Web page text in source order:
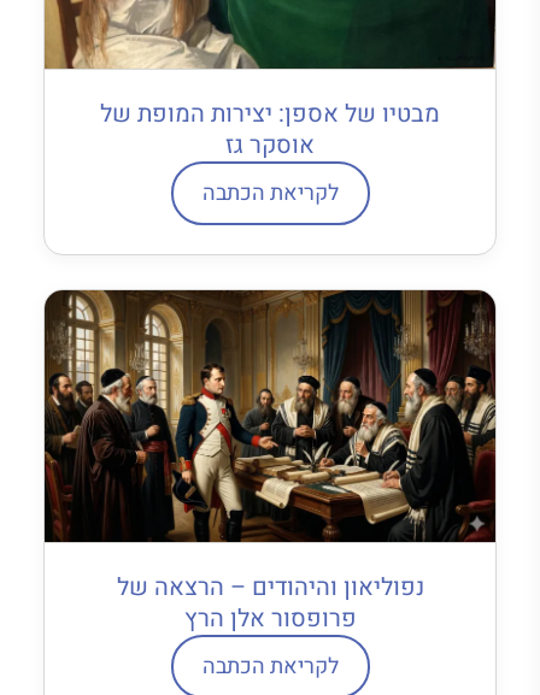
מבטיו של אספן: יצירות המופת של
אוסקר גז
לקריאת הכתבה
נפוליאון והיהודים – הרצאה של
פרופסור אלן הרץ
לקריאת הכתבה